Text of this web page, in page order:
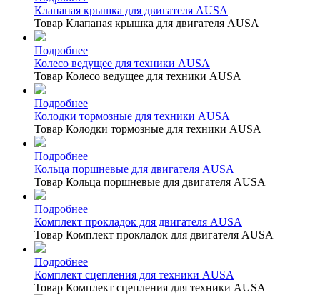
Клапаная крышка для двигателя AUSA
Товар Клапаная крышка для двигателя AUSA
Подробнее
Колесо ведущее для техники AUSA
Товар Колесо ведущее для техники AUSA
Подробнее
Колодки тормозные для техники AUSA
Товар Колодки тормозные для техники AUSA
Подробнее
Кольца поршневые для двигателя AUSA
Товар Кольца поршневые для двигателя AUSA
Подробнее
Комплект прокладок для двигателя AUSA
Товар Комплект прокладок для двигателя AUSA
Подробнее
Комплект сцепления для техники AUSA
Товар Комплект сцепления для техники AUSA